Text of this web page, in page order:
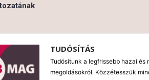
TUDÓSÍTÁS
Tudósítunk a legfrissebb hazai
megoldásokról. Közzétesszük